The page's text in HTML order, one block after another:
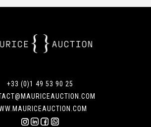
+33 (0)1 49 53 90 25